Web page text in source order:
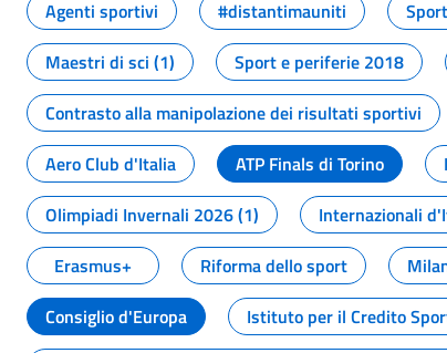
Agenti sportivi
#distantimauniti
Maestri di sci (1)
Sport e periferie 2018
Contrasto alla manipolazione dei risultati sportivi
Aero Club d'Italia
ATP Finals di Torino
Olimpiadi Invernali 2026 (1)
Internazionali
Erasmus+
Riforma dello sport
Consiglio d'Europa
Istituto per il Credito